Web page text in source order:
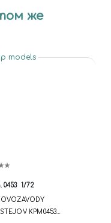
же
models
0453 1/72
KPM0453